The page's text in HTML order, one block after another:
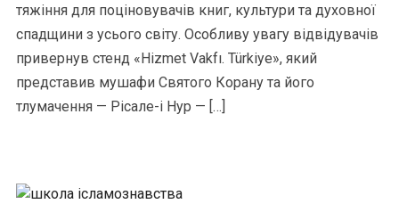
тяжіння для поціновувачів книг, культури та духовної
спадщини з усього світу. Особливу увагу відвідувачів
привернув стенд «Hizmet Vakfı. Türkiye», який
представив мушафи Святого Корану та його
тлумачення — Рісале-і Нур — […]